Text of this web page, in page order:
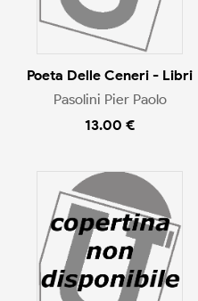
Poeta Delle Ceneri - Libri
Pasolini Pier Paolo
13.00 €